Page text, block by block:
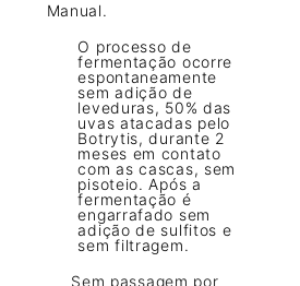
Manual.
O processo de
fermentação ocorre
espontaneamente
sem adição de
leveduras, 50% das
uvas atacadas pelo
Botrytis, durante 2
meses em contato
com as cascas, sem
pisoteio. Após a
fermentação é
engarrafado sem
adição de sulfitos e
sem filtragem.
Sem passagem por